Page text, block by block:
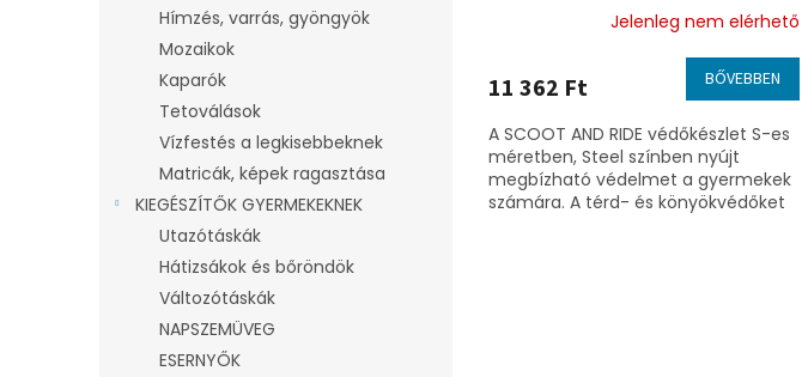
Hímzés, varrás, gyöngyök
Mozaikok
Kaparók
Tetoválások
Vízfestés a legkisebbeknek
Matricák, képek ragasztása
KIEGÉSZÍTŐK GYERMEKEKNEK
Utazótáskák
Hátizsákok és bőröndök
Változótáskák
NAPSZEMÜVEG
ESERNYŐK
Jelenleg nem elérhető
11 362 Ft BŐVEBBEN
A SCOOT AND RIDE védőkészlet S-es
méretben, Steel színben nyújt
megbízható védelmet a gyermekek
számára. A térd- és könyökvédőket